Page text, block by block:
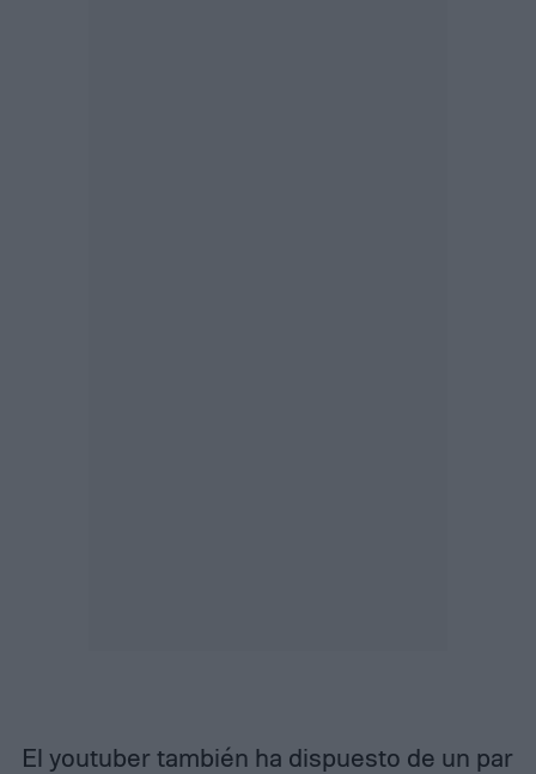
El youtuber también ha dispuesto de un par